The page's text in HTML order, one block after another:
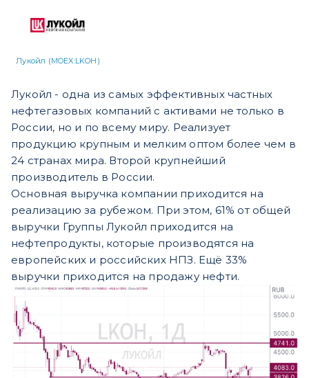
Лукойл (MOEX:LKOH)
Лукойл - одна из самых эффективных частных
нефтегазовых компаний с активами не только в
России, но и по всему миру. Реализует
продукцию крупным и мелким оптом более чем в
24 странах мира. Второй крупнейший
производитель в России.
Основная выручка компании приходится на
реализацию за рубежом. При этом, 61% от общей
выручки Группы Лукойл приходится на
нефтепродукты, которые производятся на
европейских и российских НПЗ. Ещё 33%
выручки приходится на продажу нефти.